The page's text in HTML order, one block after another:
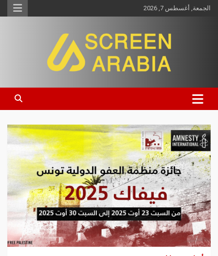
الجمعة, أغسطس 7, 2026
Screen Arabia